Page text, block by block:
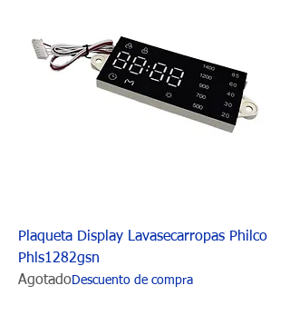
Plaqueta Display Lavasecarropas Philco
Phls1282gsn
AgotadoDescuento de compra